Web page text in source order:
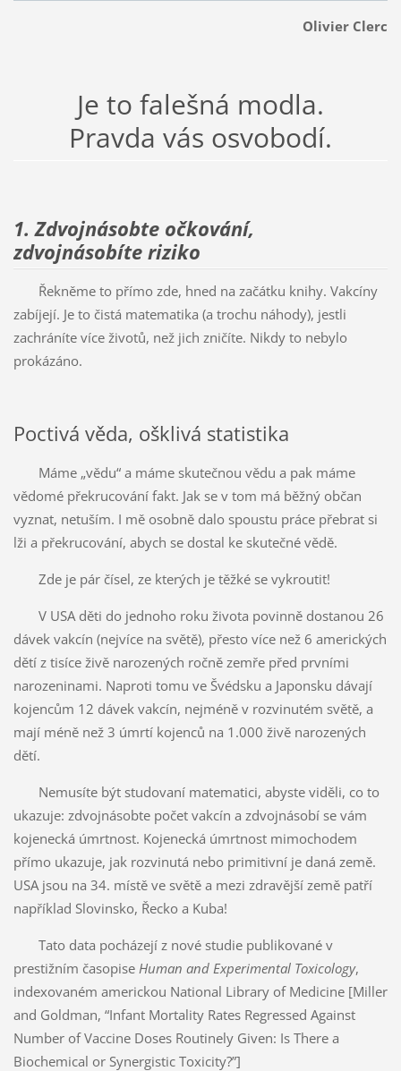
Olivier Clerc
Je to falešná modla.
Pravda vás osvobodí.
1. Zdvojnásobte očkování,
zdvojnásobíte riziko
Řekněme to přímo zde, hned na začátku knihy. Vakcíny
zabíjejí. Je to čistá matematika (a trochu náhody), jestli
zachráníte více životů, než jich zničíte. Nikdy to nebylo
prokázáno.
Poctivá věda, ošklivá statistika
Máme „vědu“ a máme skutečnou vědu a pak máme
vědomé překrucování fakt. Jak se v tom má běžný občan
vyznat, netuším. I mě osobně dalo spoustu práce přebrat si
lži a překrucování, abych se dostal ke skutečné vědě.
Zde je pár čísel, ze kterých je těžké se vykroutit!
V USA děti do jednoho roku života povinně dostanou 26
dávek vakcín (nejvíce na světě), přesto více než 6 amerických
dětí z tisíce živě narozených ročně zemře před prvními
narozeninami. Naproti tomu ve Švédsku a Japonsku dávají
kojencům 12 dávek vakcín, nejméně v rozvinutém světě, a
mají méně než 3 úmrtí kojenců na 1.000 živě narozených
dětí.
Nemusíte být studovaní matematici, abyste viděli, co to
ukazuje: zdvojnásobte počet vakcín a zdvojnásobí se vám
kojenecká úmrtnost. Kojenecká úmrtnost mimochodem
přímo ukazuje, jak rozvinutá nebo primitivní je daná země.
USA jsou na 34. místě ve světě a mezi zdravější země patří
například Slovinsko, Řecko a Kuba!
Tato data pocházejí z nové studie publikované v
prestižním časopise Human and Experimental Toxicology,
indexovaném americkou National Library of Medicine [Miller
and Goldman, “Infant Mortality Rates Regressed Against
Number of Vaccine Doses Routinely Given: Is There a
Biochemical or Synergistic Toxicity?”]